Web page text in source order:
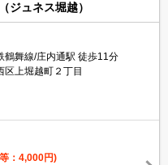
ジュネス堀越）
鶴舞線/庄内通駅 徒歩11分
区上堀越町２丁目
：4,000円)